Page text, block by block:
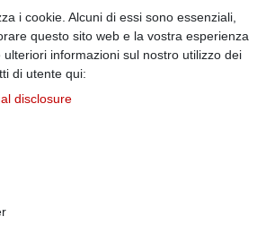
i cookie. Alcuni di essi sono essenziali,
questo sito web e la vostra esperienza
informazioni sul nostro utilizzo dei
di utente qui:
disclosure